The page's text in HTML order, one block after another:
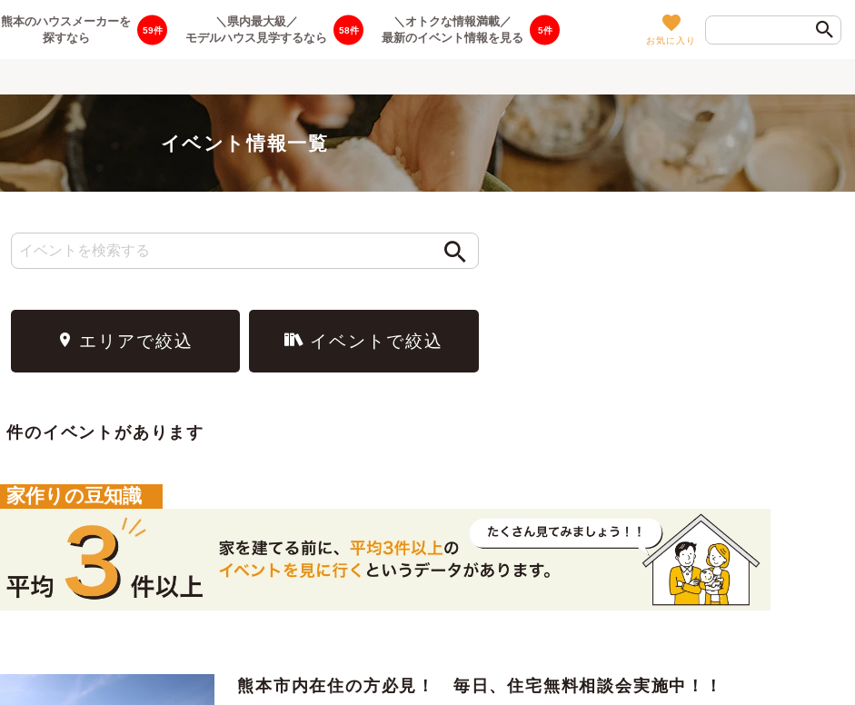
59
熊本のハウスメーカーを
探すなら
58
＼県内最大級／
モデルハウス見学するなら
5
＼オトクな情報満載／
最新のイベント情報を見る
お気に入り
イベント情報一覧
エリアで絞込 イベントで絞込
件のイベントがあります
家作りの豆知識
熊本市内在住の方必見！ 毎日、住宅無料相談会実施中！！